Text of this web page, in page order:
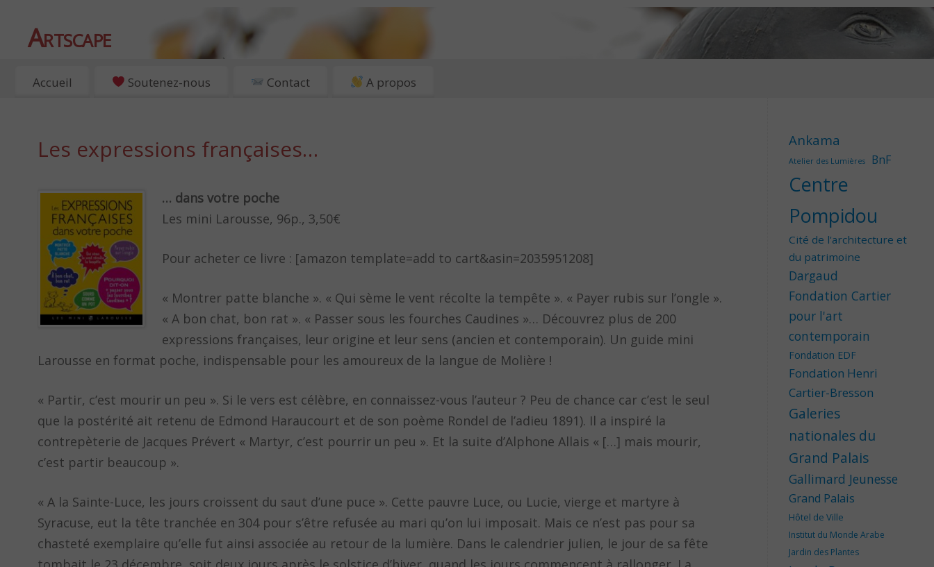
Artscape
EXPOSITIONS, ART ET CULTURE À PARIS
Accueil Soutenez-nous Contact A propos
Les expressions françaises…
… dans votre poche
Les mini Larousse, 96p., 3,50€
Pour acheter ce livre : [amazon template=add to cart&asin=2035951208]
« Montrer patte blanche ». « Qui sème le vent récolte la tempête ». « Payer rubis sur l’ongle ».
« A bon chat, bon rat ». « Passer sous les fourches Caudines »… Découvrez plus de 200
expressions françaises, leur origine et leur sens (ancien et contemporain). Un guide mini
Larousse en format poche, indispensable pour les amoureux de la langue de Molière !
« Partir, c’est mourir un peu ». Si le vers est célèbre, en connaissez-vous l’auteur ? Peu de chance car c’est le seul
que la postérité ait retenu de Edmond Haraucourt et de son poème Rondel de l’adieu 1891). Il a inspiré la
contrepèterie de Jacques Prévert « Martyr, c’est pourrir un peu ». Et la suite d’Alphone Allais « […] mais mourir,
c’est partir beaucoup ».
« A la Sainte-Luce, les jours croissent du saut d’une puce ». Cette pauvre Luce, ou Lucie, vierge et martyre à
Syracuse, eut la tête tranchée en 304 pour s’être refusée au mari qu’on lui imposait. Mais ce n’est pas pour sa
chasteté exemplaire qu’elle fut ainsi associée au retour de la lumière. Dans le calendrier julien, le jour de sa fête
Ankama
Atelier des Lumières BnF
Centre
Pompidou
Cité de l'architecture et
du patrimoine
Dargaud
Fondation Cartier
pour l'art
contemporain
Fondation EDF
Fondation Henri
Cartier-Bresson
Galeries
nationales du
Grand Palais
Gallimard Jeunesse
Grand Palais
Hôtel de Ville
Institut du Monde Arabe
Jardin des Plantes